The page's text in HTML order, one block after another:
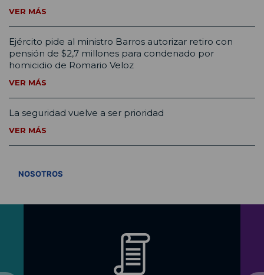
VER MÁS
Ejército pide al ministro Barros autorizar retiro con
pensión de $2,7 millones para condenado por
homicidio de Romario Veloz
VER MÁS
La seguridad vuelve a ser prioridad
VER MÁS
NOSOTROS